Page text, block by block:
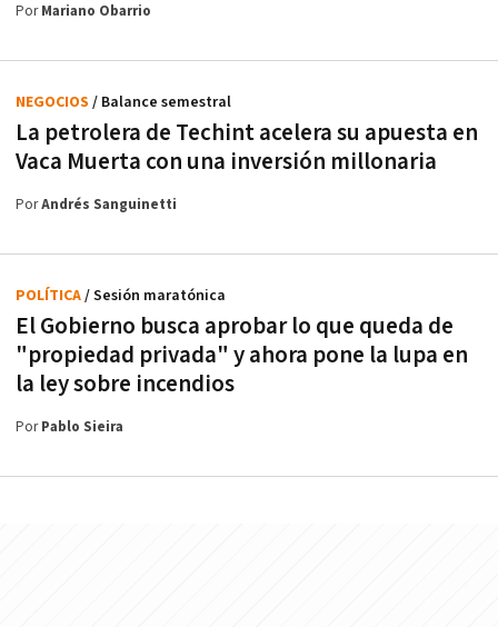
PorMariano Obarrio
La petrolera de Techint acelera su apuesta en
Vaca Muerta con una inversión millonaria
NEGOCIOS / Balance semestral
PorAndrés Sanguinetti
El Gobierno busca aprobar lo que queda de
"propiedad privada" y ahora pone la lupa en
la ley sobre incendios
POLÍTICA/ Sesión maratónica
PorPablo Sieira